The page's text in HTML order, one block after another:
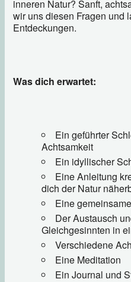
inneren Natur? Sanft,
wir uns diesen Fragen und
Entdeckungen.
Was dich erwartet:
Ein geführter
Achtsamkeit
Ein idyllischer
Eine Anleitung
dich der Natur
Eine
Der Austausch
Gleichgesinnten in
Verschiedene
Eine Meditation
Ein Journal und